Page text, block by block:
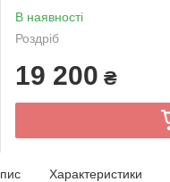
В наявності
Роздріб
19 200 ₴
Характеристики